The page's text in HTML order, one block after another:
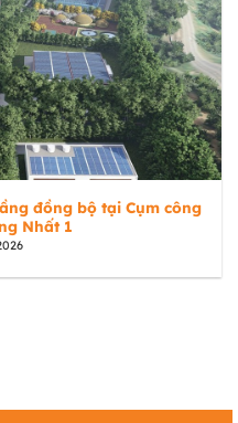
đồng bộ tại Cụm công
Nhất 1